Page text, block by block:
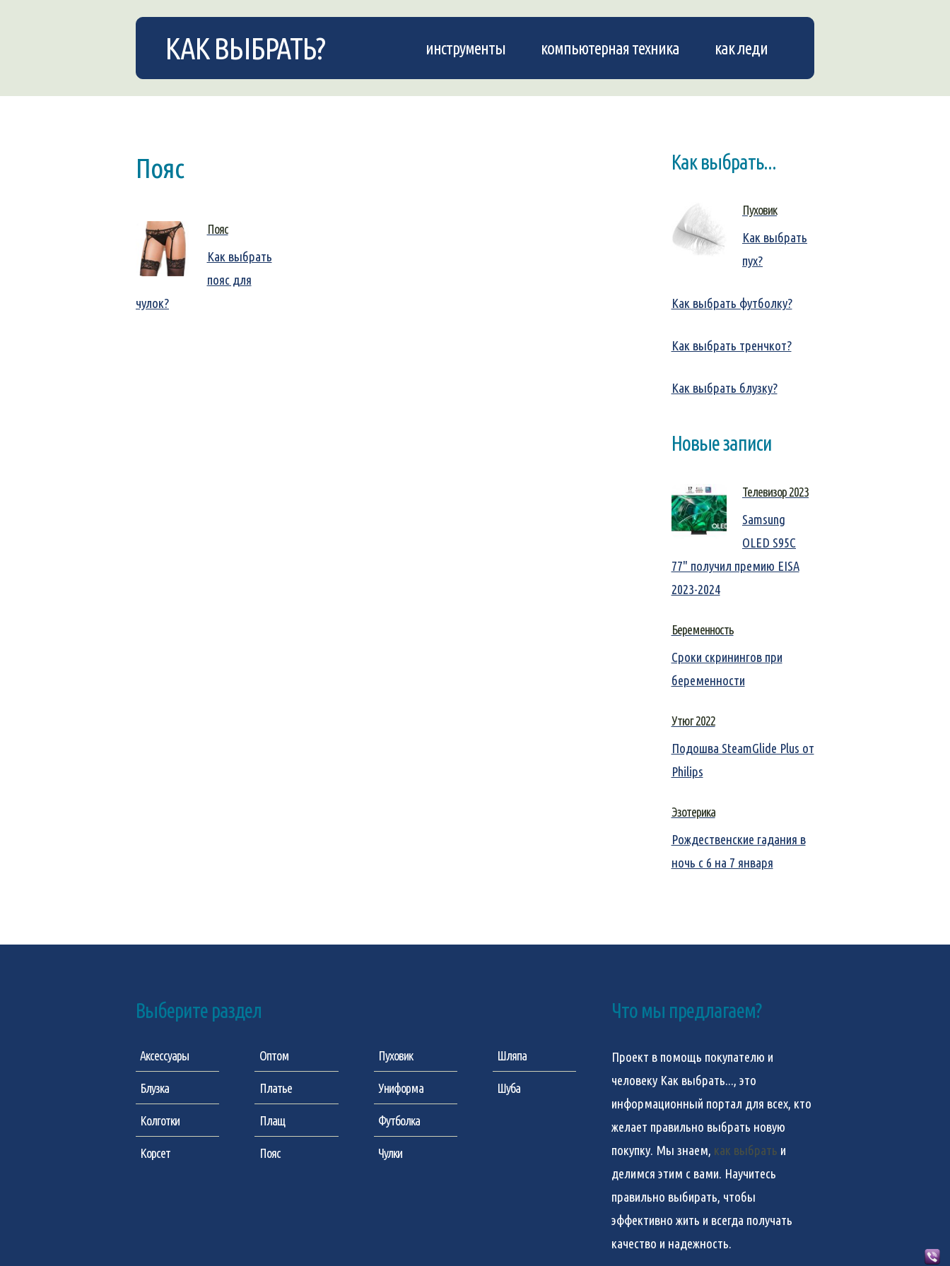
КАК ВЫБРАТЬ? инструменты компьютерная техника как леди
Пояс
Пояс
Как выбрать
пояс для
чулок?
Как выбрать...
Пуховик
Как выбрать
пух?
Как выбрать футболку?
Как выбрать тренчкот?
Как выбрать блузку?
Новые записи
Телевизор 2023
Samsung
OLED S95C
77" получил премию EISA
2023-2024
Беременность
Сроки скринингов при
беременности
Утюг 2022
Подошва SteamGlide Plus от
Philips
Эзотерика
Рождественские гадания в
ночь с 6 на 7 января
Выберите раздел
Аксессуары
Блузка
Колготки
Корсет
Оптом
Платье
Плащ
Пояс
Пуховик
Униформа
Футболка
Чулки
Шляпа
Шуба
Что мы предлагаем?
Проект в помощь покупателю и
человеку Как выбрать..., это
информационный портал для всех, кто
желает правильно выбрать новую
покупку. Мы знаем, как выбрать и
делимся этим с вами. Научитесь
правильно выбирать, чтобы
эффективно жить и всегда получать
качество и надежность.